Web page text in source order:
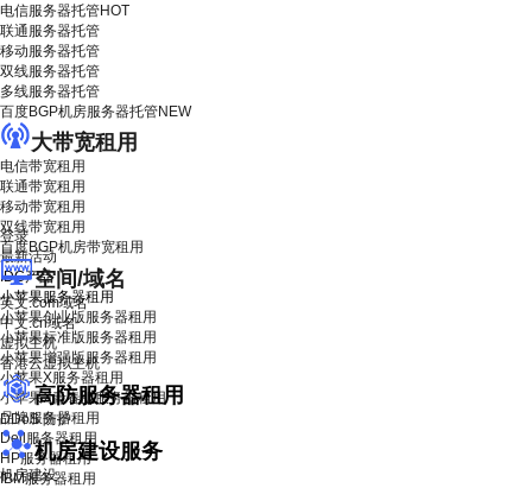
电信服务器托管HOT
联通服务器托管
移动服务器托管
双线服务器托管
多线服务器托管
百度BGP机房服务器托管NEW
大带宽租用
电信带宽租用
联通带宽租用
移动带宽租用
双线带宽租用
百度BGP机房带宽租用
空间/域名
英文.com域名
中文.cn域名
虚拟主机
香港云虚拟主机
高防服务器租用
DDoS 防护
机房建设服务
机房建设
登录
最新活动
IDC产品
小苹果服务器租用
小苹果创业版服务器租用
小苹果标准版服务器租用
小苹果增强版服务器租用
小苹果X服务器租用
小苹果X青春版服务器租用
品牌服务器租用
Dell服务器租用
HP服务器租用
IBM服务器租用